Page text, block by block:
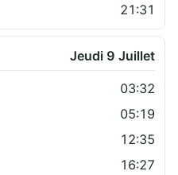
21:31
Jeudi 9 Juillet
03:32
05:19
12:35
16:27